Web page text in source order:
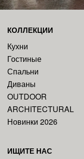
КОЛЛЕКЦИИ
Кухни
Гостиные
Спальни
Диваны
OUTDOOR
ARCHITECTURAL
Новинки 2026
ИЩИТЕ НАС